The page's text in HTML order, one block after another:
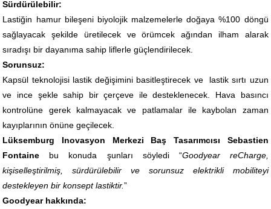
Sürdürülebilir:
Lastiğin hamur bileşeni biyolojik malzemelerle doğaya %100 döngü
sağlayacak şekilde üretilecek ve örümcek ağından ilham alarak
sıradışı bir dayanıma sahip liflerle güçlendirilecek.
Sorunsuz:
Kapsül teknolojisi lastik değişimini basitleştirecek ve lastik sırtı uzun
ve ince şekle sahip bir çerçeve ile desteklenecek. Hava basıncı
kontrolüne gerek kalmayacak ve patlamalar ile kaybolan zaman
kayıplarının önüne geçilecek.
Lüksemburg Inovasyon Merkezi Baş Tasarımcısı Sebastien
Fontaine bu konuda şunları söyledi “Goodyear reCharge,
kişiselleştirilmiş, sürdürülebilir ve sorunsuz elektrikli mobiliteyi
destekleyen bir konsept lastiktir.”
Goodyear hakkında: